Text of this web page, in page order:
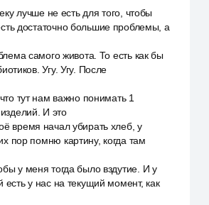
лучше не есть для того, чтобы
достаточно большие проблемы, а
самого живота. То есть как бы
Угу. Угу. После
тут нам важно понимать 1
И это
время начал убирать хлеб, у
пор помню картину, когда там
у меня тогда было вздутие. И у
у нас на текущий момент, как